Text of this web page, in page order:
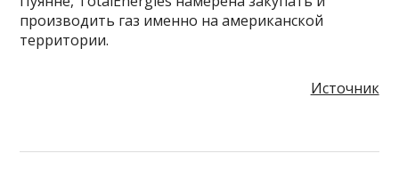
производить газ именно на американской
территории.
Источник